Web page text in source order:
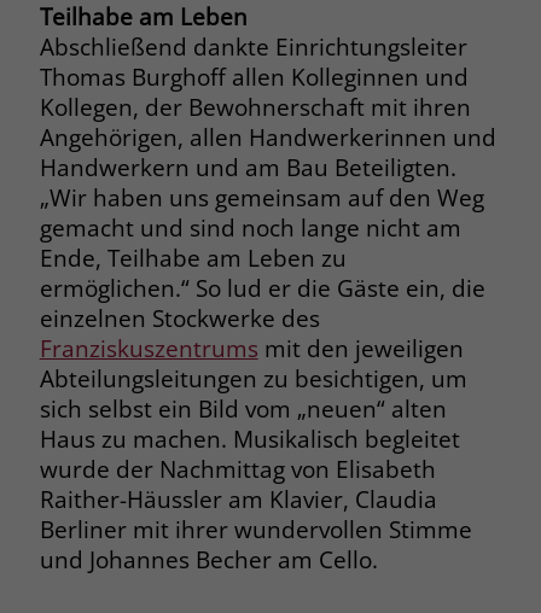
Teilhabe am Leben
Abschließend dankte Einrichtungsleiter
Thomas Burghoff allen Kolleginnen und
Kollegen, der Bewohnerschaft mit ihren
Angehörigen, allen Handwerkerinnen und
Handwerkern und am Bau Beteiligten.
„Wir haben uns gemeinsam auf den Weg
gemacht und sind noch lange nicht am
Ende, Teilhabe am Leben zu
ermöglichen.“ So lud er die Gäste ein, die
einzelnen Stockwerke des
Franziskuszentrums mit den jeweiligen
Abteilungsleitungen zu besichtigen, um
sich selbst ein Bild vom „neuen“ alten
Haus zu machen. Musikalisch begleitet
wurde der Nachmittag von Elisabeth
Raither-Häussler am Klavier, Claudia
Berliner mit ihrer wundervollen Stimme
und Johannes Becher am Cello.